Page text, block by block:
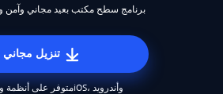
برنامج سطح مكتب بعيد مجاني وآمن
متوفر على أنظمة ويندوز، وiOS، وأندرويد